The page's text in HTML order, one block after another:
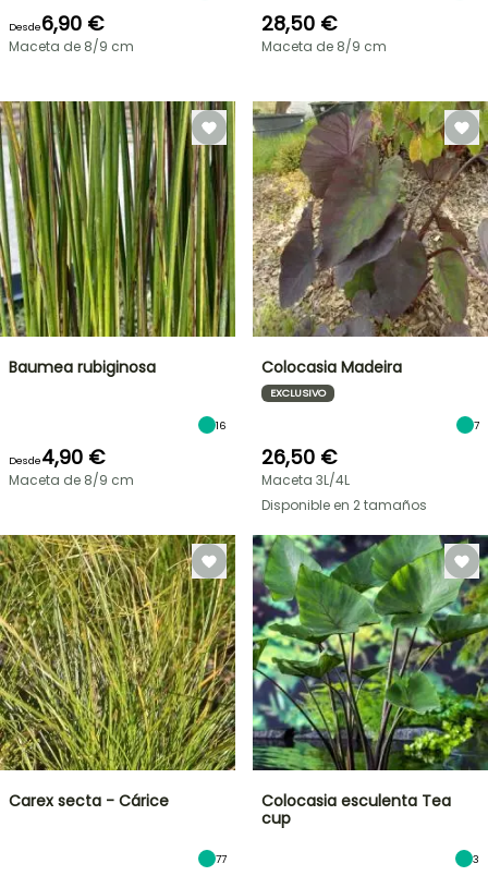
Desde6,90 €
Maceta de 8/9 cm
28,50 €
Maceta de 8/9 cm
Baumea rubiginosa
16
Desde4,90 €
Maceta de 8/9 cm
Colocasia Madeira
EXCLUSIVO
7
26,50 €
Maceta 3L/4L
Disponible en 2 tamaños
Carex secta - Cárice
77
Colocasia esculenta Tea
cup
3